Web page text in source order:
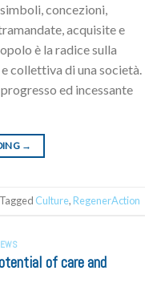
concezioni,
acquisite e
è la radice sulla
collettiva di una società.
ed incessante
→
Tagged Culture, RegenerAction
of care and